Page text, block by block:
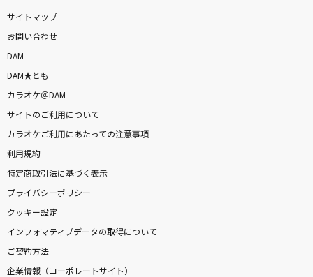
サイトマップ
お問い合わせ
DAM
DAM★とも
カラオケ＠DAM
サイトのご利用について
カラオケご利用にあたっての注意事項
利用規約
特定商取引法に基づく表示
プライバシーポリシー
クッキー設定
インフォマティブデータの取得について
ご契約方法
企業情報（コーポレートサイト）